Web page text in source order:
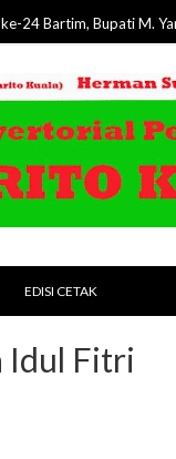
Bupati M. Yamin
EDISI CETAK
Idul Fitri